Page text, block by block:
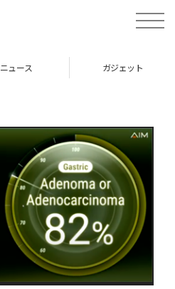
toggle
ニュース ガジェット